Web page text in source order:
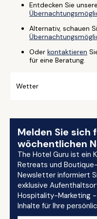
Entdecken Sie
Alternativ, schauen
Oder kontaktieren
für eine Beratung.
Wetter
Melden Sie sich
wöchentlichen
The Hotel Guru ist ein
Retreats und
Newsletter informiert
exklusive
Hospitality-Marketing -
Inhalte für Ihre